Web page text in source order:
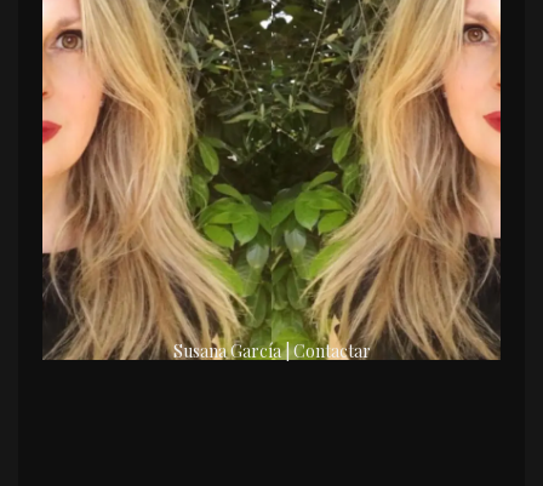
Susana García | Contactar